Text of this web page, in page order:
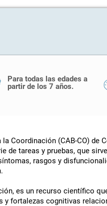
Para todas las edades a
partir de los 7 años.
Coordinación (CAB-CO) de
de tareas y pruebas, que
rasgos y
es un recurso científico
y fortalezas cognitivas